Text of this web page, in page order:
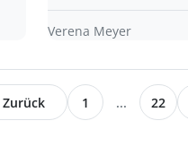
Verena Meyer
Zurück 1 ... 22